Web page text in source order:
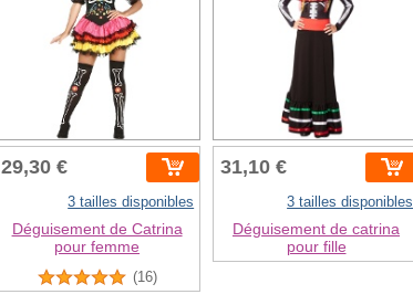
29,30 €
3 tailles disponibles
Déguisement de Catrina
pour femme
(16)
31,10 €
3 tailles disponibles
Déguisement de catrina
pour fille